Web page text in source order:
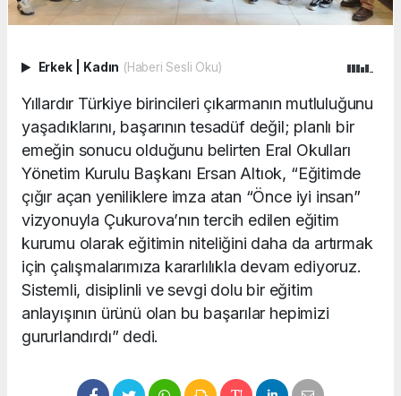
Erkek Kadın (Haberi Sesli Oku)
Yıllardır Türkiye birincileri çıkarmanın mutluluğunu
yaşadıklarını, başarının tesadüf değil; planlı bir
emeğin sonucu olduğunu belirten Eral Okulları
Yönetim Kurulu Başkanı Ersan Altıok, “Eğitimde
çığır açan yeniliklere imza atan “Önce iyi insan”
vizyonuyla Çukurova’nın tercih edilen eğitim
kurumu olarak eğitimin niteliğini daha da artırmak
için çalışmalarımıza kararlılıkla devam ediyoruz.
Sistemli, disiplinli ve sevgi dolu bir eğitim
anlayışının ürünü olan bu başarılar hepimizi
gururlandırdı” dedi.